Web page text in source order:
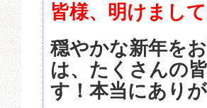
皆様、明けまし
穏やかな新年を
は、たくさんの
す！本当にあり